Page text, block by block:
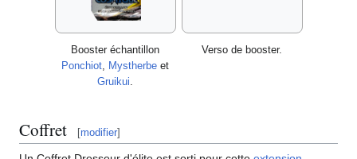
Booster échantillon
Ponchiot Mystherbe et
Gruikui
Verso de booster.
Coffret [modifier]